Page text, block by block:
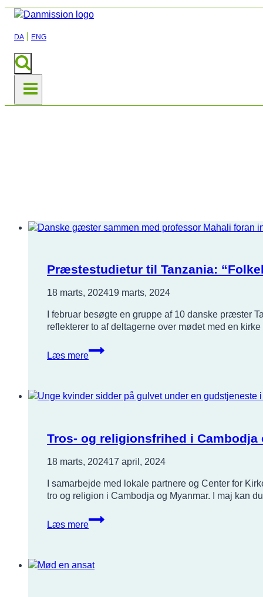
DA ENG
Præstestudietur til Tanzania:
18 marts, 202419 marts, 2024
I februar besøgte en gruppe af 10 danske præster
reflekterer to af deltagerne over mødet med en
Læs mere
Præstestudietur
til
i
lære
meget
af
i
Tanzania”
Tros- og religionsfrihed i
18 marts, 202417 april, 2024
I samarbejde med lokale partnere og Center for
tro og religion i Cambodja og Myanmar. I maj kan
Læs mere
Tros-
og
Cambodja